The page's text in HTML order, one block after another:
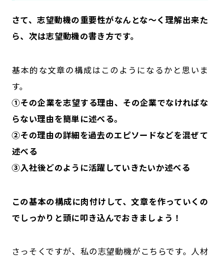
さて、志望動機の重要性がなんとな～く理解出来た
ら、次は志望動機の書き方です。
基本的な文章の構成はこのようになるかと思いま
す。
➀その企業を志望する理由、その企業でなければな
らない理由を簡単に述べる。
➁その理由の詳細を過去のエピソードなどを混ぜて
述べる
➂入社後どのように活躍していきたいか述べる
この基本の構成に肉付けして、文章を作っていくの
でしっかりと頭に叩き込んでおきましょう！
さっそくですが、私の志望動機がこちらです。人材